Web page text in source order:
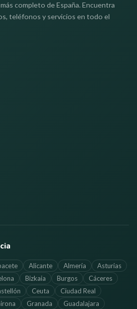
completo de España. Encuentra
teléfonos y servicios en todo el
Alicante Almería
Asturias
Bizkaia Burgos
Cáceres
Ceuta
Ciudad Real
Granada Guadalajara